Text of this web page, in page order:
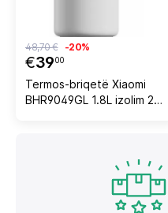
€3900
48,70 € -20%
Termos-briqetë Xiaomi
BHR9049GL 1.8L izolim 24-